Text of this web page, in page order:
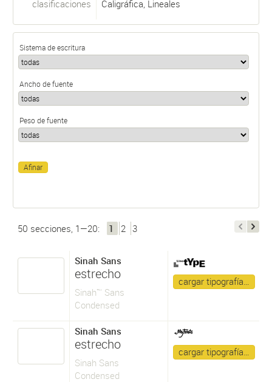
clasificaciones Caligráfica, Lineales
Sistema de escritura
Ancho de fuente
Peso de fuente
50 secciones, 1—20: 1 2 3
Sinah Sans
estrecho
Sinah™ Sans
Condensed
cargar tipografía…
Sinah Sans
estrecho
Sinah Sans
Condensed
cargar tipografía…